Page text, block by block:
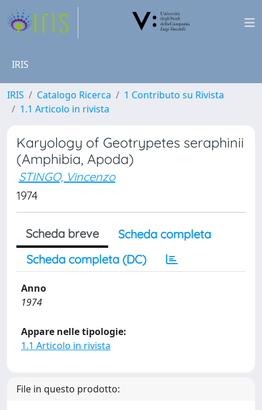
IRIS
IRIS Catalogo Ricerca
1 Contributo su Rivista
1.1 Articolo in rivista
Karyology of Geotrypetes seraphinii
(Amphibia, Apoda)
STINGO, Vincenzo
1974
Scheda breve
Scheda completa
Scheda completa (DC)
Anno
1974
Appare nelle tipologie:
1.1 Articolo in rivista
File in questo prodotto: